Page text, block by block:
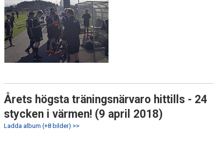
Årets högsta träningsnärvaro hittills - 24
stycken i värmen! (9 april 2018)
Ladda album (+8 bilder) >>